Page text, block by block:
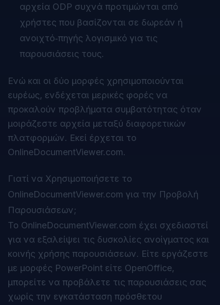
αρχεία ODP συχνά προτιμώνται από
χρήστες που βασίζονται σε δωρεάν ή
ανοιχτό‑πηγής λογισμικό για τις
παρουσιάσεις τους.
Ενώ και οι δύο μορφές χρησιμοποιούνται
ευρέως, ενδέχεται μερικές φορές να
προκαλούν προβλήματα συμβατότητας όταν
μοιράζεστε αρχεία μεταξύ διαφορετικών
πλατφορμών. Εκεί έρχεται το
OnlineDocumentViewer.com.
Γιατί να Χρησιμοποιήσετε το
OnlineDocumentViewer.com για την Προβολή
Παρουσιάσεων;
Το OnlineDocumentViewer.com έχει σχεδιαστεί
για να εξαλείψει τις δυσκολίες ανοίγματος και
κοινής χρήσης παρουσιάσεων. Είτε εργάζεστε
με μορφές PowerPoint είτε OpenOffice,
μπορείτε να προβάλετε τις παρουσιάσεις σας
χωρίς την εγκατάσταση πρόσθετου